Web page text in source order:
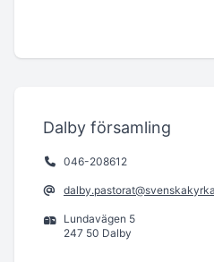
Dalby församling
046-208612
Lundavägen 5
247 50 Dalby